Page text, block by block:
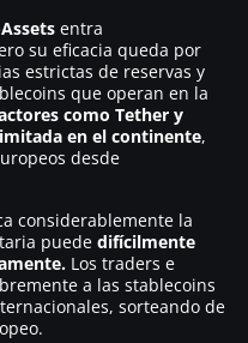
entra
su eficacia queda por
estrictas de reservas y
que operan en la
como Tether y
en el continente,
desde
considerablemente la
puede difícilmente
Los traders e
a las stablecoins
sorteando de